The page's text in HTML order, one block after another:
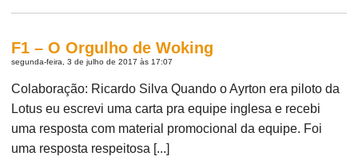
F1 – O Orgulho de Woking
segunda-feira, 3 de julho de 2017 às 17:07
Colaboração: Ricardo Silva Quando o Ayrton era piloto da
Lotus eu escrevi uma carta pra equipe inglesa e recebi
uma resposta com material promocional da equipe. Foi
uma resposta respeitosa [...]